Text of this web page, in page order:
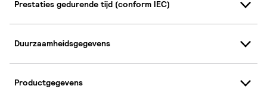
Prestaties gedurende tijd (conform IEC)
Duurzaamheidsgegevens
Productgegevens